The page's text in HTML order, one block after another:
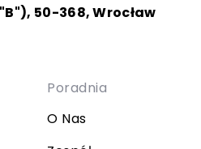
50-368, Wrocław
Poradnia
O Nas